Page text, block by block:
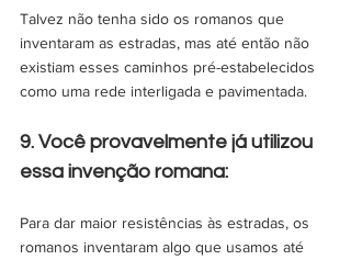
Talvez não tenha sido os romanos que
inventaram as estradas, mas até então não
existiam esses caminhos pré-estabelecidos
como uma rede interligada e pavimentada.
9. Você provavelmente já utilizou
essa invenção romana:
Para dar maior resistências às estradas, os
romanos inventaram algo que usamos até